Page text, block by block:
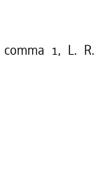
1, L. R.